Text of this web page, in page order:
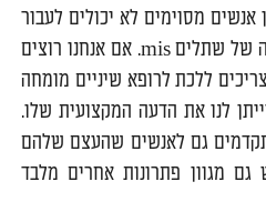
אנשים מסוימים לא יכולים לעבור
השתלת שיניים גם לא השתלה של שתלים mis. אם אנחנו רוצים
ללכת לרופא שיניים מומחה
לנו את הדעה המקצועית שלו.
גם לאנשים שהעצם שלהם
מגוון פתרונות אחרים מלבד